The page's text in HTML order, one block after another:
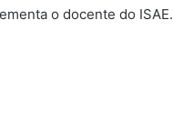
o docente do ISAE.